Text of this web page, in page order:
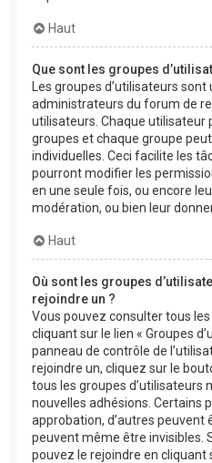
Haut
Que sont les groupes
Les groupes d’utilisateurs sont
administrateurs du forum de
utilisateurs. Chaque utilisateur
groupes et chaque groupe
individuelles. Ceci facilite les
pourront modifier les
en une seule fois, ou encore
modération, ou bien leur
Haut
Où sont les groupes
rejoindre un ?
Vous pouvez consulter tous
cliquant sur le lien « Groupes
panneau de contrôle de
rejoindre un, cliquez sur le
tous les groupes d’utilisateurs
nouvelles adhésions. Certains
approbation, d’autres peuvent
peuvent même être invisibles.
pouvez le rejoindre en cliquant